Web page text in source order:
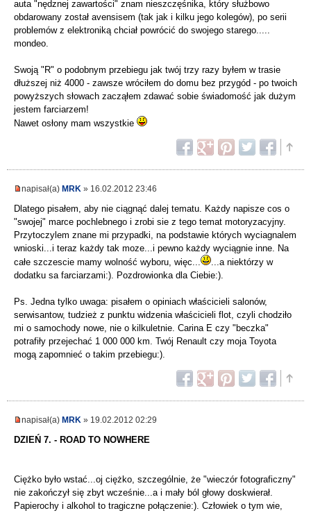
auta "nędznej zawartości" znam nieszczęśnika, który służbowo
obdarowany został avensisem (tak jak i kilku jego kolegów), po serii
problemów z elektroniką chciał powrócić do swojego starego.....
mondeo.
Swoją "R" o podobnym przebiegu jak twój trzy razy byłem w trasie
dłuższej niż 4000 - zawsze wróciłem do domu bez przygód - po twoich
powyższych słowach zacząłem zdawać sobie świadomość jak dużym
jestem farciarzem!
Nawet osłony mam wszystkie
napisał(a) MRK » 16.02.2012 23:46
Dlatego pisałem, aby nie ciągnąć dalej tematu. Każdy napisze cos o
"swojej" marce pochlebnego i zrobi sie z tego temat motoryzacyjny.
Przytoczylem znane mi przypadki, na podstawie których wyciagnalem
wnioski...i teraz każdy tak moze...i pewno każdy wyciągnie inne. Na
całe szczescie mamy wolność wyboru, więc...
...a niektórzy w
dodatku sa farciarzami:). Pozdrowionka dla Ciebie:).
Ps. Jedna tylko uwaga: pisałem o opiniach właścicieli salonów,
serwisantow, tudzież z punktu widzenia właścicieli flot, czyli chodziło
mi o samochody nowe, nie o kilkuletnie. Carina E czy "beczka"
potrafiły przejechać 1 000 000 km. Twój Renault czy moja Toyota
mogą zapomnieć o takim przebiegu:).
napisał(a) MRK » 19.02.2012 02:29
DZIEŃ 7. - ROAD TO NOWHERE
Ciężko było wstać...oj ciężko, szczególnie, że "wieczór fotograficzny"
nie zakończył się zbyt wcześnie...a i mały ból głowy doskwierał.
Papierochy i alkohol to tragiczne połączenie:). Człowiek o tym wie,